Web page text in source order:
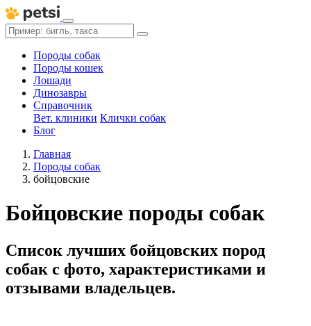
Породы собак
Породы кошек
Лошади
Динозавры
Справочник
Вет. клиники Клички собак
Блог
Главная
Породы собак
бойцовские
Бойцовские породы собак
Список лучших бойцовских пород
собак с фото, характеристиками и
отзывами владельцев.